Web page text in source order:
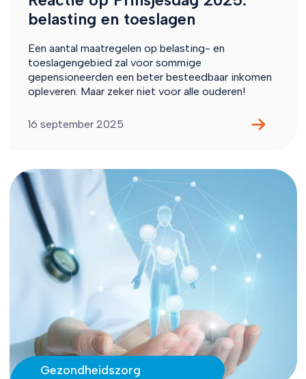
belasting en toeslagen
Een aantal maatregelen op belasting- en
toeslagengebied zal voor sommige
gepensioneerden een beter besteedbaar inkomen
opleveren. Maar zeker niet voor alle ouderen!
16 september 2025
Gezondheidszorg